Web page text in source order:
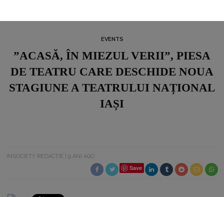
EVENTS
”ACASĂ, ÎN MIEZUL VERII”, PIESA
DE TEATRU CARE DESCHIDE NOUA
STAGIUNE A TEATRULUI NAȚIONAL
IAȘI
INSOCIETY REDACȚIE 9 ANI AGO
Save